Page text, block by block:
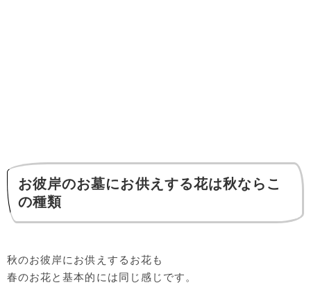
お彼岸のお墓にお供えする花は秋ならこ
の種類
秋のお彼岸にお供えするお花も
春のお花と基本的には同じ感じです。